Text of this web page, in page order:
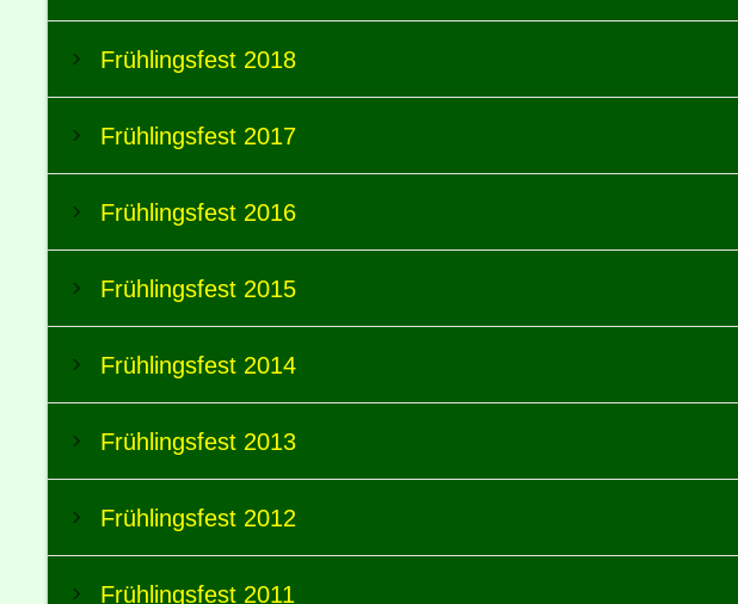
Frühlingsfest 2018
Frühlingsfest 2017
Frühlingsfest 2016
Frühlingsfest 2015
Frühlingsfest 2014
Frühlingsfest 2013
Frühlingsfest 2012
Frühlingsfest 2011